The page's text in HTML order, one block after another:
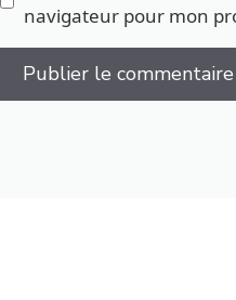
navigateur pour mon